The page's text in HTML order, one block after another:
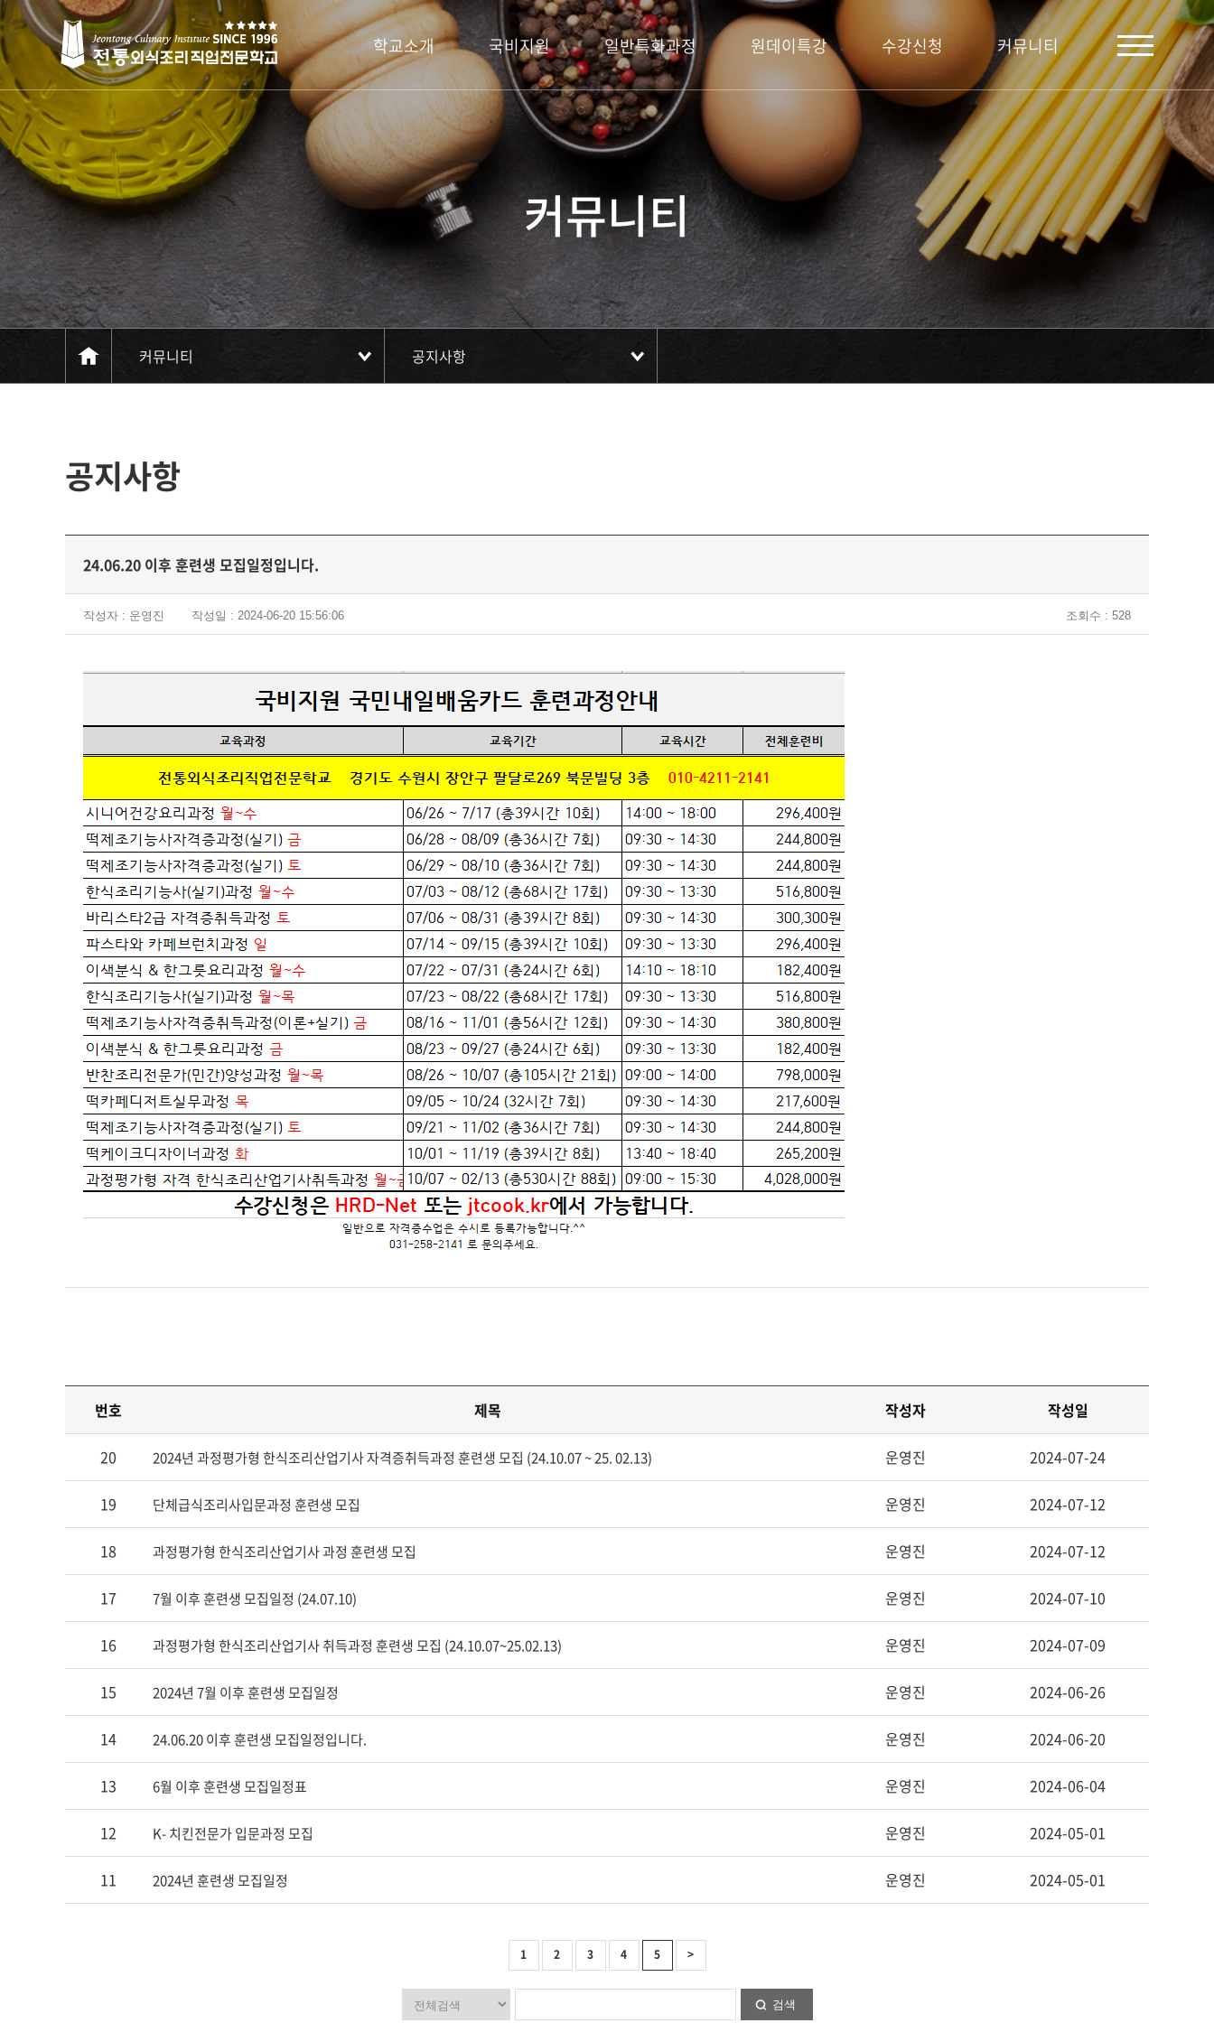
주메뉴 바로가기
컨텐츠 바로가기
학교소개 국비지원 일반특화과정 원데이특강 수강신청 커뮤니티
커뮤니티
커뮤니티 공지사항
공지사항
24.06.20 이후 훈련생 모집일정입니다.
작성자 : 운영진 작성일 : 2024-06-20 15:56:06 조회수 : 528
번호 제목 작성자 작성일
20 2024년 과정평가형 한식조리산업기사 자격증취득과정 훈련생 모집 (24.10.07 ~ 25. 02.13) 운영진 2024-07-24
19 단체급식조리사입문과정 훈련생 모집 운영진 2024-07-12
18 과정평가형 한식조리산업기사 과정 훈련생 모집 운영진 2024-07-12
17 7월 이후 훈련생 모집일정 (24.07.10) 운영진 2024-07-10
16 과정평가형 한식조리산업기사 취득과정 훈련생 모집 (24.10.07~25.02.13) 운영진 2024-07-09
15 2024년 7월 이후 훈련생 모집일정 운영진 2024-06-26
14 24.06.20 이후 훈련생 모집일정입니다. 운영진 2024-06-20
13 6월 이후 훈련생 모집일정표 운영진 2024-06-04
12 K- 치킨전문가 입문과정 모집 운영진 2024-05-01
11 2024년 훈련생 모집일정 운영진 2024-05-01
1 2 3 4 5 >
검색